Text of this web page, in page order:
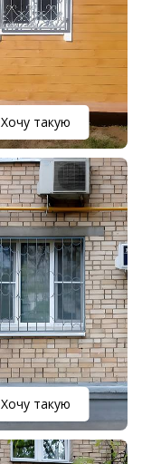
Хочу такую
Хочу такую